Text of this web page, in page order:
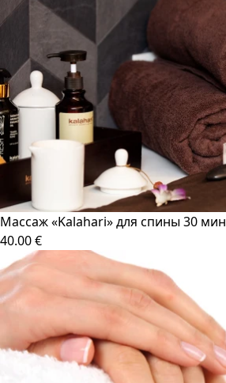
Массаж «Kalahari» для спины 30 мин
40.00 €